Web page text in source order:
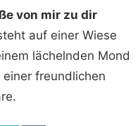
von mir zu dir
auf einer Wiese
lächelnden Mond
freundlichen